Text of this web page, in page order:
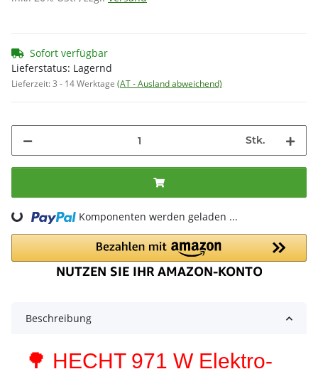
Sofort verfügbar
Lieferstatus: Lagernd
Lieferzeit:3 - 14 Werktage (AT - Ausland abweichend)
Stk.
Komponenten werden geladen ...
Beschreibung
🌳 HECHT 971 W Elektro-